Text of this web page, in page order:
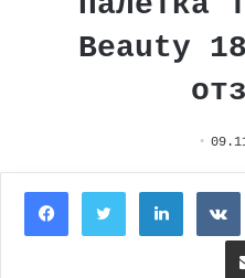
Beauty
FacebookTwitterLinkedIn